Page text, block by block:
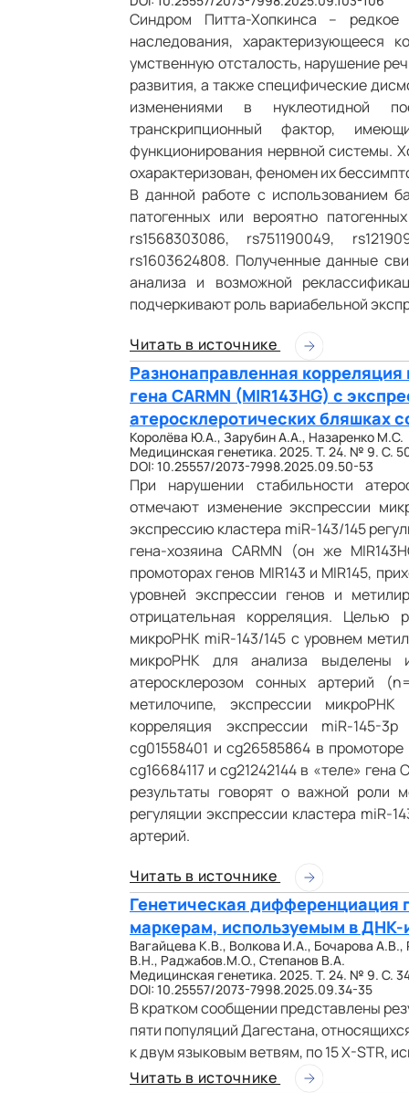
Синдром Питта-Хопкинса – редкое
наследования, характеризующееся
умственную отсталость, нарушение
развития, а также специфические
изменениями в нуклеотидной
транскрипционный фактор,
функционирования нервной системы.
охарактеризован, феномен их
В данной работе с использованием
патогенных или вероятно
rs1568303086, rs751190049,
rs1603624808. Полученные данные
анализа и возможной
подчеркивают роль вариабельной
Читать в источнике
Разнонаправленная
гена CARMN (MIR143HG) с
атеросклеротических бляшках
Королёва Ю.А., Зарубин А.А., Назаренко М.С.
Медицинская генетика. 2025. Т. 24. № 9. С.
DOI: 10.25557/2073-7998.2025.09.50-53
При нарушении стабильности
отмечают изменение экспрессии
экспрессию кластера miR-143/145
гена-хозяина CARMN (он же
промоторах генов MIR143 и MIR145,
уровней экспрессии генов и
отрицательная корреляция. Целью
микроРНК miR-143/145 с уровнем
микроРНК для анализа выделены
атеросклерозом сонных артерий
метилочипе, экспрессии
корреляция экспрессии miR-145-
cg01558401 и cg26585864 в
cg16684117 и cg21242144 в «теле» гена
результаты говорят о важной роли
регуляции экспрессии кластера miR-
артерий.
Читать в источнике
Генетическая дифференциация
маркерам, используемым в
Вагайцева К.В., Волкова И.А., Бочарова
В.Н., Раджабов.М.О., Степанов В.А.
Медицинская генетика. 2025. Т. 24. № 9. С.
DOI: 10.25557/2073-7998.2025.09.34-35
В кратком сообщении представлены
пяти популяций Дагестана,
к двум языковым ветвям, по 15 X-STR,
Читать в источнике